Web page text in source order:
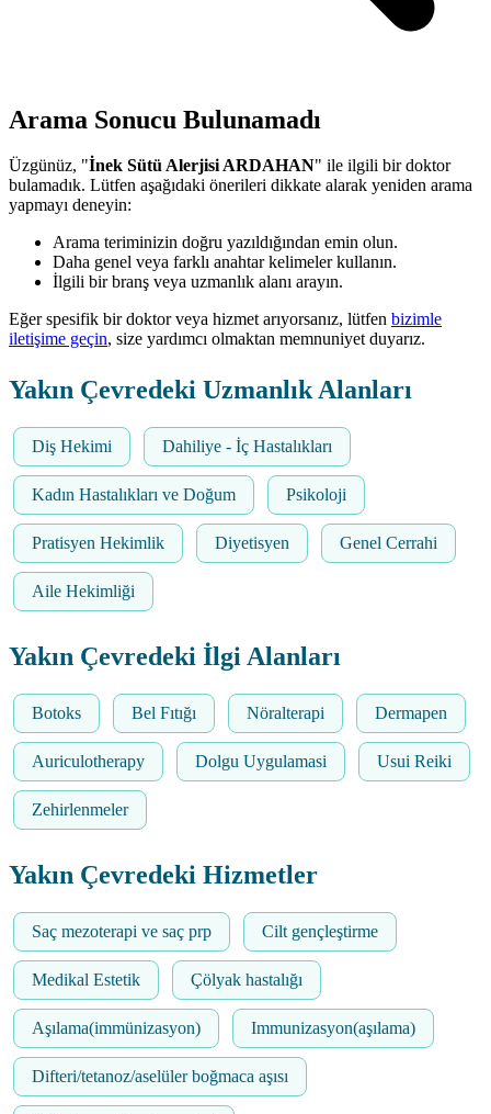
Arama Sonucu Bulunamadı
Üzgünüz, "İnek Sütü Alerjisi ARDAHAN" ile ilgili bir doktor
bulamadık. Lütfen aşağıdaki önerileri dikkate alarak yeniden arama
yapmayı deneyin:
Arama teriminizin doğru yazıldığından emin olun.
Daha genel veya farklı anahtar kelimeler kullanın.
İlgili bir branş veya uzmanlık alanı arayın.
Eğer spesifik bir doktor veya hizmet arıyorsanız, lütfen bizimle
iletişime geçin, size yardımcı olmaktan memnuniyet duyarız.
Yakın Çevredeki Uzmanlık Alanları
Diş Hekimi Dahiliye - İç Hastalıkları
Kadın Hastalıkları ve Doğum Psikoloji
Pratisyen Hekimlik Diyetisyen Genel Cerrahi
Aile Hekimliği
Yakın Çevredeki İlgi Alanları
Botoks Bel Fıtığı Nöralterapi Dermapen
Auriculotherapy Dolgu Uygulamasi Usui Reiki
Zehirlenmeler
Yakın Çevredeki Hizmetler
Saç mezoterapi ve saç prp Cilt gençleştirme
Medikal Estetik Çölyak hastalığı
Aşılama(immünizasyon) Immunizasyon(aşılama)
Difteri/tetanoz/aselüler boğmaca aşısı